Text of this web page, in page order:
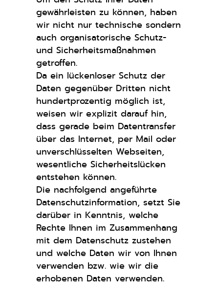
gewährleisten zu können, haben
wir nicht nur technische sondern
auch organisatorische Schutz-
und Sicherheitsmaßnahmen
getroffen.
Da ein lückenloser Schutz der
Daten gegenüber Dritten nicht
hundertprozentig möglich ist,
weisen wir explizit darauf hin,
dass gerade beim Datentransfer
über das Internet, per Mail oder
unverschlüsselten Webseiten,
wesentliche Sicherheitslücken
entstehen können.
Die nachfolgend angeführte
Datenschutzinformation, setzt Sie
darüber in Kenntnis, welche
Rechte Ihnen im Zusammenhang
mit dem Datenschutz zustehen
und welche Daten wir von Ihnen
verwenden bzw. wie wir die
erhobenen Daten verwenden.